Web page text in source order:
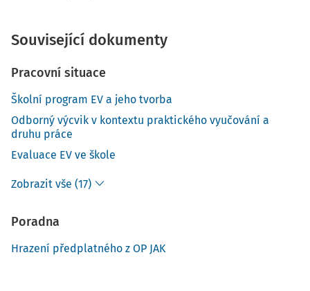
Související dokumenty
Pracovní situace
Školní program EV a jeho tvorba
Odborný výcvik v kontextu praktického vyučování a
druhu práce
Evaluace EV ve škole
Zobrazit vše (17)
Poradna
Hrazení předplatného z OP JAK